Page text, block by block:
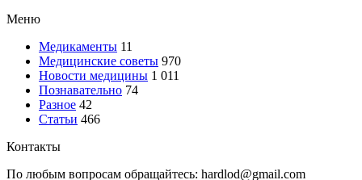
Меню
Медикаменты 11
Медицинские советы 970
Новости медицины 1 011
Познавательно 74
Разное 42
Статьи 466
Контакты
По любым вопросам обращайтесь: hardlod@gmail.com